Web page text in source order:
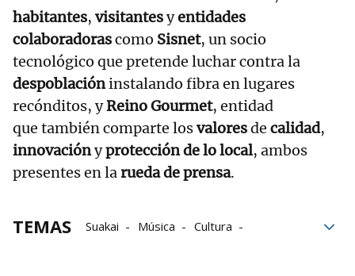
habitantes, visitantesyentidades
colaboradorascomo Sisnet, un socio
tecnológico que pretende luchar contra la
despoblacióninstalando fibra en lugares
recónditos, yReino Gourmet, entidad
que también comparte losvaloresde calidad,
innovaciónyprotección de lo local, ambos
presentes en larueda de prensa.
TEMAS Suakai Música
Cultura